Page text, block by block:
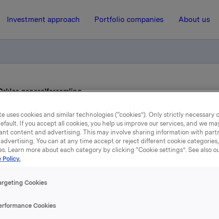
Investment approach Portfolio companies About us
generalforsamling
14 February 2008, 7:05 | Regulatory information
Styrets vedtak til Orklas
generalforsamling
i møte 13. februar 2008 besluttet å foreslå følgende vedtak
uses cookies and similar technologies (“cookies”). Only strictly necessary
If you accept all cookies, you help us improve our services, and we
content and advertising. This may involve sharing information with
You can at any time accept or reject different cookie
Learn more about each category by clicking “Cookie settings”. See also
Policy.
Cookies
Cookies